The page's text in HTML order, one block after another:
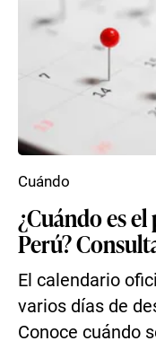
¿Cuándo es
Perú?
El calendario
varios días de
Conoce cuándo
Cuándo